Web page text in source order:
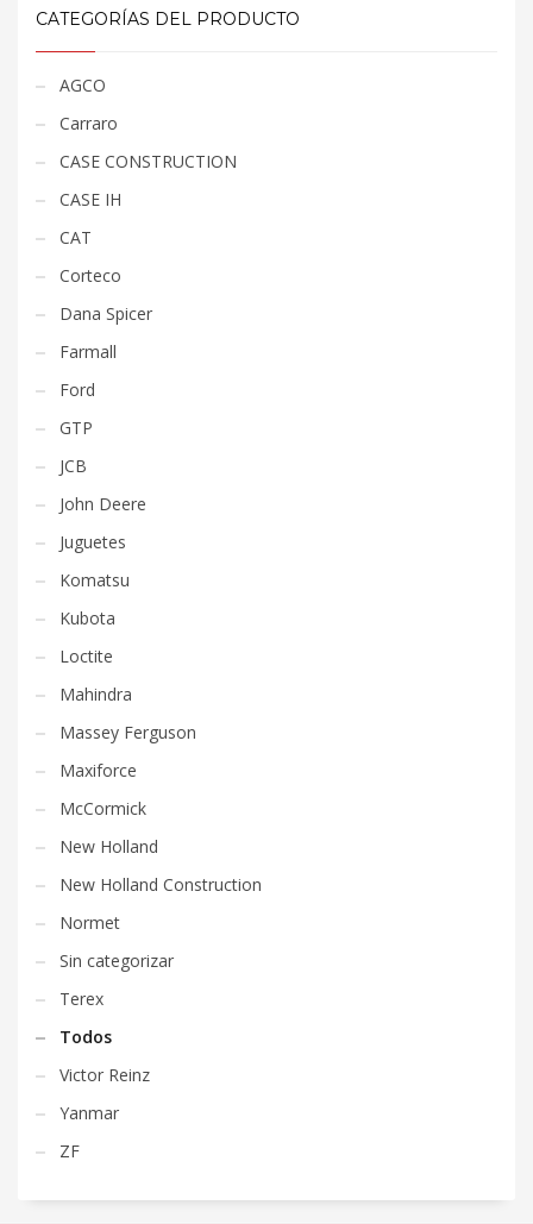
CATEGORÍAS DEL PRODUCTO
AGCO
Carraro
CASE CONSTRUCTION
CASE IH
CAT
Corteco
Dana Spicer
Farmall
Ford
GTP
JCB
John Deere
Juguetes
Komatsu
Kubota
Loctite
Mahindra
Massey Ferguson
Maxiforce
McCormick
New Holland
New Holland Construction
Normet
Sin categorizar
Terex
Todos
Victor Reinz
Yanmar
ZF